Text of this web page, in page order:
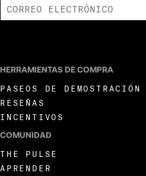
HERRAMIENTAS DE COMPRA
PASEOS DE DEMOSTRACIÓN
RESEÑAS
INCENTIVOS
COMUNIDAD
THE PULSE
APRENDER